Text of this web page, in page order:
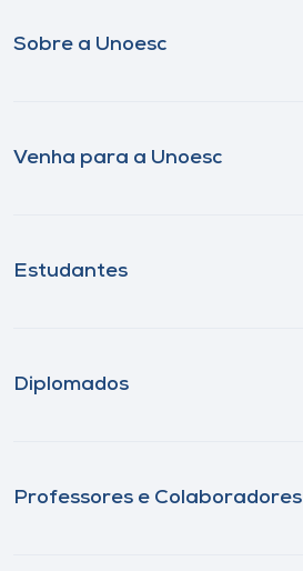
Sobre a Unoesc
Venha para a Unoesc
Estudantes
Diplomados
Professores e Colaboradores